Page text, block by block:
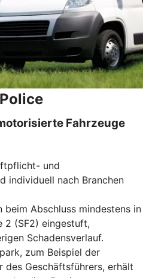
Fahrzeuge
und
individuell nach Branchen
beim Abschluss mindestens in
2 (SF2) eingestuft,
Schadensverlauf.
zum Beispiel der
des Geschäftsführers, erhält